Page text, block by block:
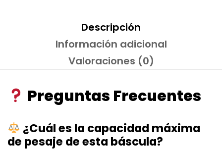
Descripción
Información adicional
Valoraciones (0)
Preguntas Frecuentes
¿Cuál es la capacidad máxima
de pesaje de esta báscula?